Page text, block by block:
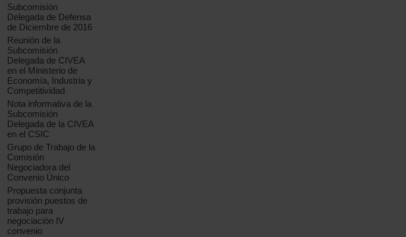
Subcomisión
Delegada de Defensa
de Diciembre de 2016
Reunión de la
Subcomisión
Delegada de CIVEA
en el Ministerio de
Economía, Industria y
Competitividad
Nota informativa de la
Subcomisión
Delegada de la CIVEA
en el CSIC
Grupo de Trabajo de la
Comisión
Negociadora del
Convenio Único
Propuesta conjunta
provisión puestos de
trabajo para
negociación IV
convenio